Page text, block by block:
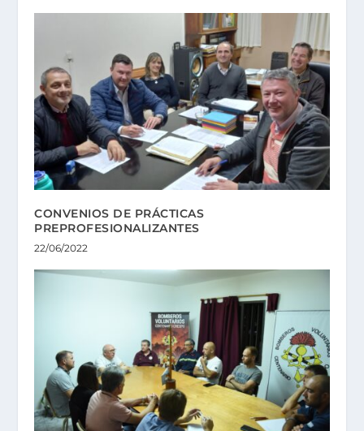
CONVENIOS DE PRÁCTICAS
PREPROFESIONALIZANTES
22/06/2022